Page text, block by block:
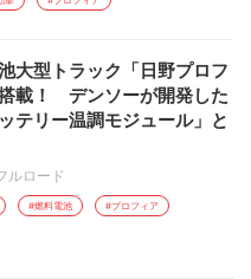
大型トラック「日野プロフ
載！ デンソーが開発した
テリー温調モジュール」と
ルロード
#燃料電池 #プロフィア